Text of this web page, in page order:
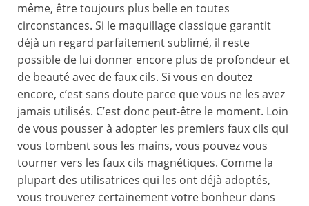
même, être toujours plus belle en toutes
circonstances. Si le maquillage classique garantit
déjà un regard parfaitement sublimé, il reste
possible de lui donner encore plus de profondeur et
de beauté avec de faux cils. Si vous en doutez
encore, c’est sans doute parce que vous ne les avez
jamais utilisés. C’est donc peut-être le moment. Loin
de vous pousser à adopter les premiers faux cils qui
vous tombent sous les mains, vous pouvez vous
tourner vers les faux cils magnétiques. Comme la
plupart des utilisatrices qui les ont déjà adoptés,
vous trouverez certainement votre bonheur dans